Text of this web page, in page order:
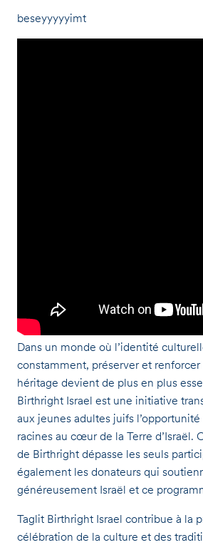
beseyyyyyimt
Dans un monde où l’identité
constamment, préserver et
héritage devient de plus en plus
Birthright Israel est une initiative
aux jeunes adultes juifs l’opportunité
racines au cœur de la Terre d’Israël.
de Birthright dépasse les seuls
également les donateurs qui
généreusement Israël et ce
Taglit Birthright Israel contribue à la
célébration de la culture et des